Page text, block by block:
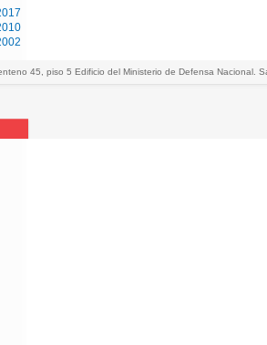
45, piso 5 Edificio del Ministerio de Defensa Nacional.